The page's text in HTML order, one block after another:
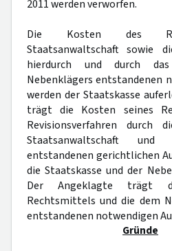
2011 werden verworfen.
Die Kosten des
Staatsanwaltschaft sowie
hierdurch und durch
Nebenklägers entstandenen
werden der Staatskasse
trägt die Kosten seines
Revisionsverfahren durch
Staatsanwaltschaft und
entstandenen gerichtlichen
die Staatskasse und der
Der Angeklagte trägt
Rechtsmittels und die dem
entstandenen notwendigen
Gründe